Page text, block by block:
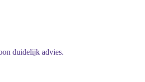
duidelijk advies.